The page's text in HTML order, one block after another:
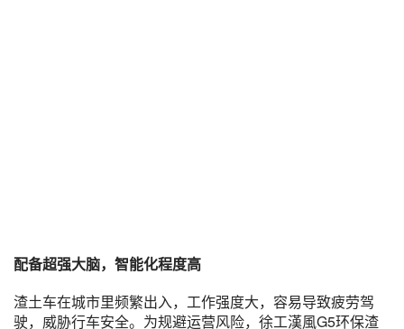
配备超强大脑，智能化程度高
渣土车在城市里频繁出入，工作强度大，容易导致疲劳驾
驶，威胁行车安全。为规避运营风险，徐工漢風G5环保渣